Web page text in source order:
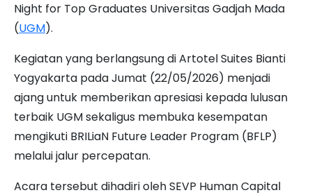
Night for Top Graduates Universitas Gadjah Mada
(UGM).
Kegiatan yang berlangsung di Artotel Suites Bianti
Yogyakarta pada Jumat (22/05/2026) menjadi
ajang untuk memberikan apresiasi kepada lulusan
terbaik UGM sekaligus membuka kesempatan
mengikuti BRILiaN Future Leader Program (BFLP)
melalui jalur percepatan.
Acara tersebut dihadiri oleh SEVP Human Capital